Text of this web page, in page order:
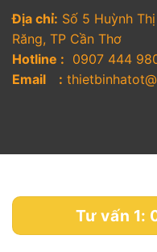
Địa chỉ: Số 5 Huỳnh
Răng, TP Cần Thơ
Hotline : 0907 444
Email :
Tư vấn 1: